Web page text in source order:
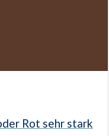
Rot sehr stark